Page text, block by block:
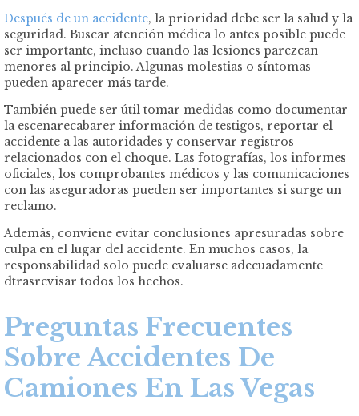
Después de un accidente, la prioridad debe ser la salud y la
seguridad. Buscar atención médica lo antes posible puede
ser importante, incluso cuando las lesiones parezcan
menores al principio. Algunas molestias o síntomas
pueden aparecer más tarde.
También puede ser útil tomar medidas como documentar
la escenarecabarer información de testigos, reportar el
accidente a las autoridades y conservar registros
relacionados con el choque. Las fotografías, los informes
oficiales, los comprobantes médicos y las comunicaciones
con las aseguradoras pueden ser importantes si surge un
reclamo.
Además, conviene evitar conclusiones apresuradas sobre
culpa en el lugar del accidente. En muchos casos, la
responsabilidad solo puede evaluarse adecuadamente
dtrasrevisar todos los hechos.
Preguntas Frecuentes
Sobre Accidentes De
Camiones En Las Vegas